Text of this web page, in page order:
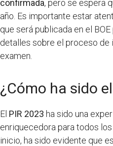
confirmada, pero se espera
año. Es importante estar
que será publicada en el
detalles sobre el proceso de
examen.
¿Cómo ha sido
El PIR 2023 ha sido una
enriquecedora para todos
inicio, ha sido evidente que